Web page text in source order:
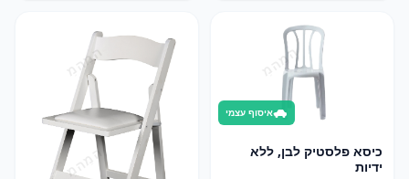
איסוף עצמי
כיסא פלסטיק לבן, ללא
ידיות